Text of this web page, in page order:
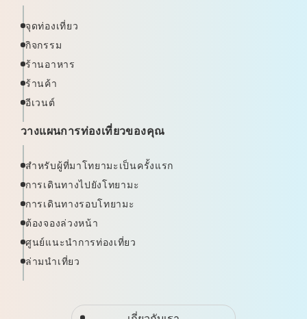
จุดท่องเที่ยว
กิจกรรม
ร้านอาหาร
ร้านค้า
อีเวนต์
วางแผนการท่องเที่ยวของคุณ
สำหรับผู้ที่มาโทยามะเป็นครั้งแรก
การเดินทางไปยังโทยามะ
การเดินทางรอบโทยามะ
ต้องจองล่วงหน้า
ศูนย์แนะนำการท่องเที่ยว
ล่ามนำเที่ยว